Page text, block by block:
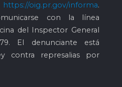
https://oig.pr.gov/informa.
con la línea
del Inspector General
. El denunciante está
contra represalias por